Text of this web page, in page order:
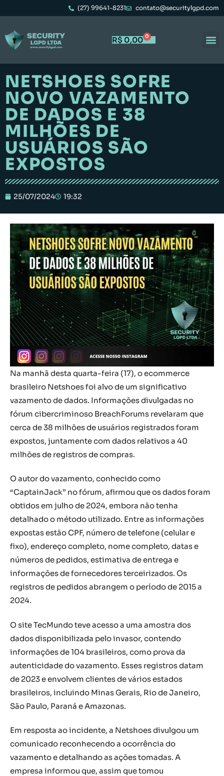
(27) 99641-8231 contato@securitylgpd.com
R$ 0,00 0
NETSHOES SOFRE
NOVO VAZAMENTO
DE DADOS E 38
MILHÕES DE
USUÁRIOS SÃO
EXPOSTOS
25/07/2024 19:32
Na manhã desta quarta-feira (17), o ecommerce
brasileiro Netshoes foi alvo de um significativo
vazamento de dados. Informações divulgadas no
fórum cibercriminoso BreachForums revelaram que
cerca de 38 milhões de usuários registrados foram
expostos, juntamente com dados relativos a 40
milhões de registros de compras.
O autor do vazamento, conhecido como
“CaptainJack” no fórum, afirmou que os dados foram
obtidos em julho de 2024, embora não tenha
detalhado o método utilizado. Entre as informações
expostas estão CPF, número de telefone (celular e
fixo), endereço completo, nome completo, datas e
números de pedidos, estimativa de entrega e
informações de fornecedores terceirizados. Os
registros de pedidos abrangem o período de 2015 a
2024.
O site TecMundo teve acesso a uma amostra dos
dados disponibilizada pelo invasor, contendo
informações de 104 brasileiros, como prova da
autenticidade do vazamento. Esses registros datam
de 2023 e envolvem clientes de vários estados
brasileiros, incluindo Minas Gerais, Rio de Janeiro,
São Paulo, Paraná e Amazonas.
Em resposta ao incidente, a Netshoes divulgou um
comunicado reconhecendo a ocorrência do
vazamento e detalhando as ações tomadas. A
empresa informou que, assim que tomou